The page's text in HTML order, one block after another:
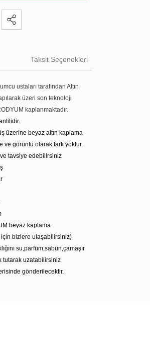
Taksit Seçenekleri
ustaları tarafından Altın
üzeri son teknoloji
kaplanmaktadır.
üzerine beyaz altın kaplama
ve görüntü olarak fark yoktur.
tavsiye edebilirsiniz
beyaz kaplama
için bizlere ulaşabilirsiniz)
su,parfüm,sabun,çamaşır
tutarak uzatabilirsiniz
gönderilecektir.